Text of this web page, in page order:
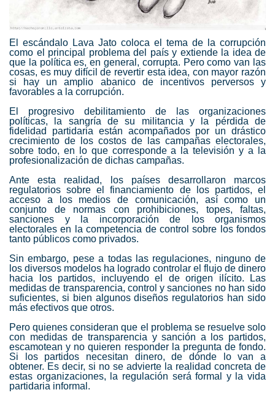
El escándalo Lava Jato coloca el tema de la corrupción
como el principal problema del país y extiende la idea de
que la política es, en general, corrupta. Pero como van las
cosas, es muy difícil de revertir esta idea, con mayor razón
si hay un amplio abanico de incentivos perversos y
favorables a la corrupción.
El progresivo debilitamiento de las organizaciones
políticas, la sangría de su militancia y la pérdida de
fidelidad partidaria están acompañados por un drástico
crecimiento de los costos de las campañas electorales,
sobre todo, en lo que corresponde a la televisión y a la
profesionalización de dichas campañas.
Ante esta realidad, los países desarrollaron marcos
regulatorios sobre el financiamiento de los partidos, el
acceso a los medios de comunicación, así como un
conjunto de normas con prohibiciones, topes, faltas,
sanciones y la incorporación de los organismos
electorales en la competencia de control sobre los fondos
tanto públicos como privados.
Sin embargo, pese a todas las regulaciones, ninguno de
los diversos modelos ha logrado controlar el flujo de dinero
hacia los partidos, incluyendo el de origen ilícito. Las
medidas de transparencia, control y sanciones no han sido
suficientes, si bien algunos diseños regulatorios han sido
más efectivos que otros.
Pero quienes consideran que el problema se resuelve solo
con medidas de transparencia y sanción a los partidos,
escamotean y no quieren responder la pregunta de fondo.
Si los partidos necesitan dinero, de dónde lo van a
obtener. Es decir, si no se advierte la realidad concreta de
estas organizaciones, la regulación será formal y la vida
partidaria informal.